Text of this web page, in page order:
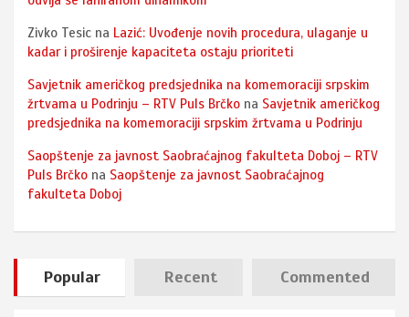
Zivko Tesic na Lazić: Uvođenje novih procedura, ulaganje u
kadar i proširenje kapaciteta ostaju prioriteti
Savjetnik američkog predsjednika na komemoraciji srpskim
žrtvama u Podrinju – RTV Puls Brčko na Savjetnik američkog
predsjednika na komemoraciji srpskim žrtvama u Podrinju
Saopštenje za javnost Saobraćajnog fakulteta Doboj – RTV
Puls Brčko na Saopštenje za javnost Saobraćajnog
fakulteta Doboj
Popular Recent Commented